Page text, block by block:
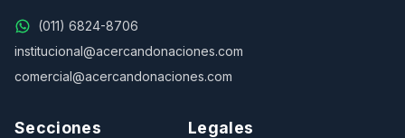
(011) 6824-8706
institucional@acercandonaciones.com
comercial@acercandonaciones.com
Secciones Legales